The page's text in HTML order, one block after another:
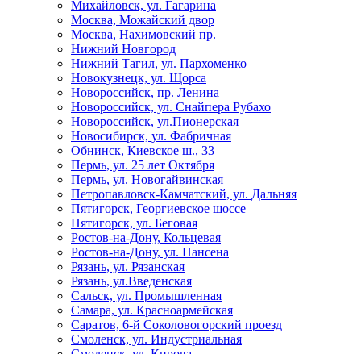
Михайловск, ул. Гагарина
Москва, Можайский двор
Москва, Нахимовский пр.
Нижний Новгород
Нижний Тагил, ул. Пархоменко
Новокузнецк, ул. Щорса
Новороссийск, пр. Ленина
Новороссийск, ул. Снайпера Рубахо
Новороссийск, ул.Пионерская
Новосибирск, ул. Фабричная
Обнинск, Киевское ш., 33
Пермь, ул. 25 лет Октября
Пермь, ул. Новогайвинская
Петропавловск-Камчатский, ул. Дальняя
Пятигорск, Георгиевское шоссе
Пятигорск, ул. Беговая
Ростов-на-Дону, Кольцевая
Ростов-на-Дону, ул. Нансена
Рязань, ул. Рязанская
Рязань, ул.Введенская
Сальск, ул. Промышленная
Самара, ул. Красноармейская
Саратов, 6-й Соколовогорский проезд
Смоленск, ул. Индустриальная